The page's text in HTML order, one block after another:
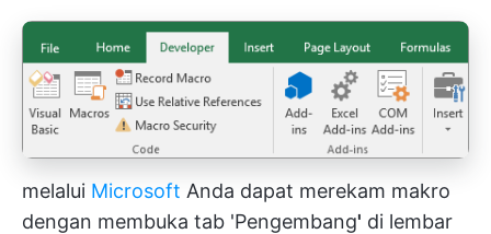
melalui Microsoft Anda dapat merekam makro
dengan membuka tab 'Pengembang' di lembar